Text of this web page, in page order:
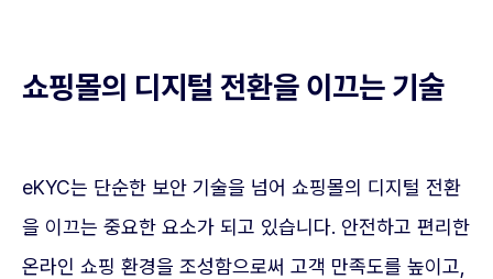
쇼핑몰의 디지털 전환을 이끄는 기술
eKYC는 단순한 보안 기술을 넘어 쇼핑몰의 디지털 전환
을 이끄는 중요한 요소가 되고 있습니다. 안전하고 편리한
온라인 쇼핑 환경을 조성함으로써 고객 만족도를 높이고,